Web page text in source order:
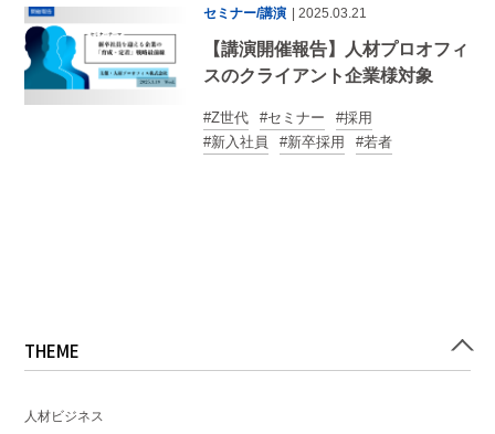
セミナー/講演 | 2025.03.21
【講演開催報告】人材プロオフィ
スのクライアント企業様対象
Z世代 セミナー
採用
新入社員
新卒採用 若者
THEME
人材ビジネス